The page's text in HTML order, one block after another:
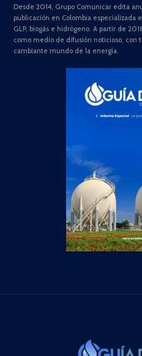
Desde 2014, Grupo Comunicar edita
publicación en Colombia especializada
GLP, biogás e hidrógeno. A partir de
como medio de difusión noticioso, con
cambiante mundo de la energía.